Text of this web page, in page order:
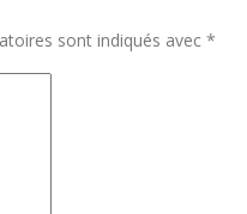
sont indiqués avec *